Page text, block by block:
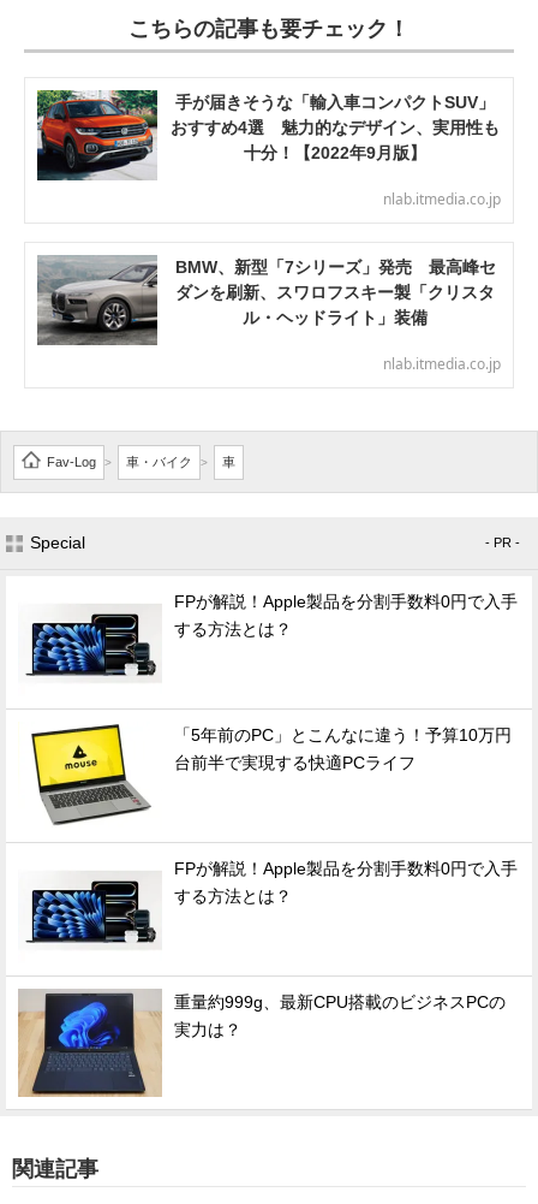
こちらの記事も要チェック！
手が届きそうな「輸入車コンパクトSUV」
おすすめ4選 魅力的なデザイン、実用性も
十分！【2022年9月版】
nlab.itmedia.co.jp
BMW、新型「7シリーズ」発売 最高峰セ
ダンを刷新、スワロフスキー製「クリスタ
ル・ヘッドライト」装備
nlab.itmedia.co.jp
Fav-Log > 車・バイク > 車
Special - PR -
FPが解説！Apple製品を分割手数料0円で入手
する方法とは？
「5年前のPC」とこんなに違う！予算10万円
台前半で実現する快適PCライフ
FPが解説！Apple製品を分割手数料0円で入手
する方法とは？
重量約999g、最新CPU搭載のビジネスPCの
実力は？
関連記事